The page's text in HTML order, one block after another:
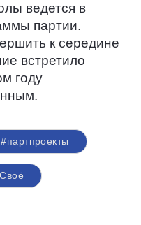
ведется в
партии.
к середине
встретило
году
#партпроекты